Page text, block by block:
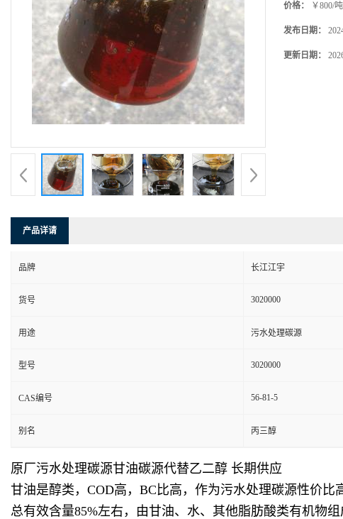
价格： ￥800/吨
发布日期：
更新日期：
产品详请
品牌 长江江宇
货号 3020000
用途 污水处理碳源
型号 3020000
CAS编号 56-81-5
别名 丙三醇
原厂污水处理碳源甘油碳源代替乙二醇 长期供应
甘油是醇类，COD高，BC比高，作为污水处理碳源性价
总有效含量85%左右，由甘油、水、其他脂肪酸类有机物